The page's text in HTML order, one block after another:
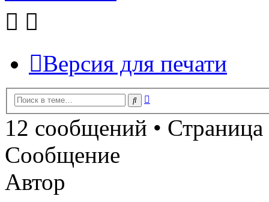
Версия для печати
Поиск
12 сообщений • Страница
Сообщение
Автор